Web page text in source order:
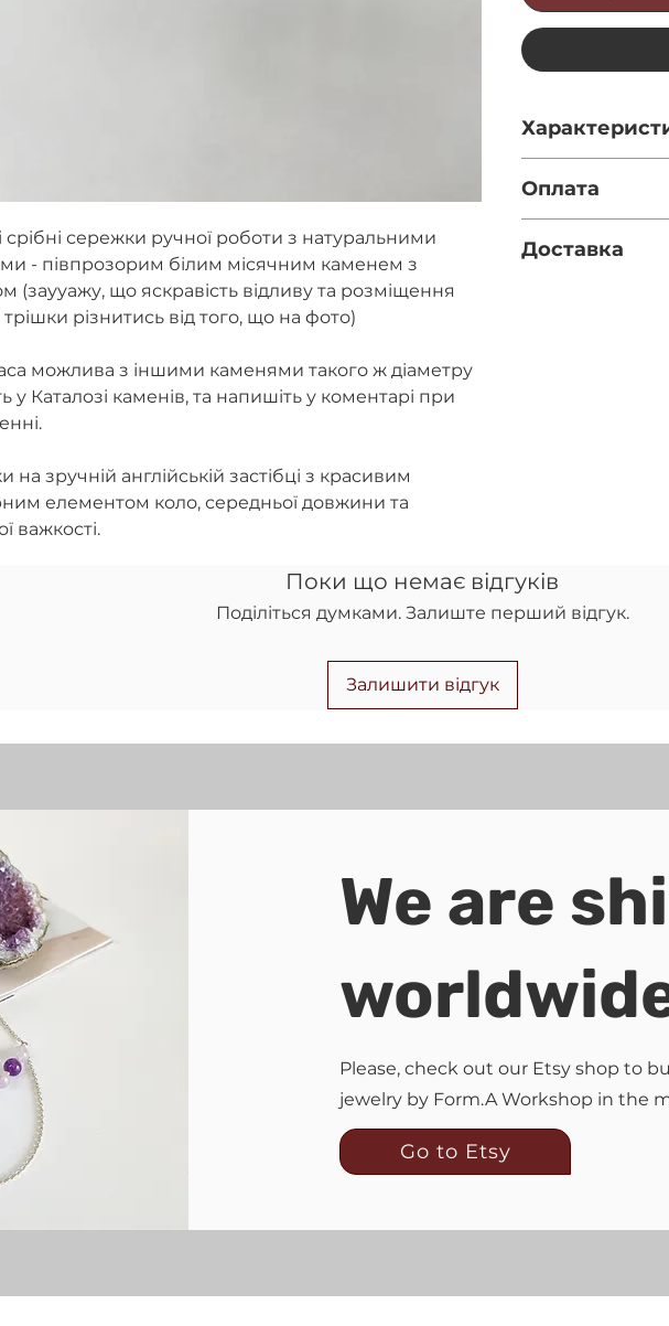
срібні сережки ручної роботи з натуральними
- півпрозорим білим місячним каменем з
(заууажу, що яскравість відливу та розміщення
різнитись від того, що на фото)
можлива з іншими каменями такого ж діаметру
у Каталозі каменів, та напишіть у коментарі при
на зручній англійській застібці з красивим
елементом коло, середньої довжини та
важкості.
Діаметр каменю -
Фурнітура -
Оплата
за
Доставка
Поки що немає відгуків
Поділіться думками. Залиште перший відгук.
Залишити відгук
We are
Please, check out our Etsy shop to
jewelry by Form.A Workshop in the
Go to Etsy